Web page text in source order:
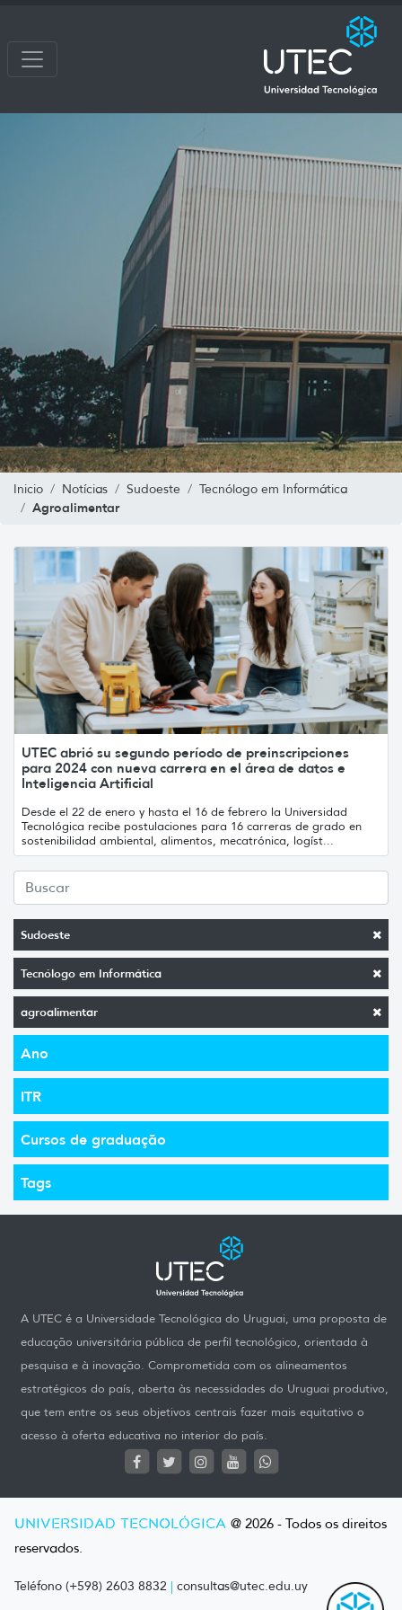
Inicio Notícias Sudoeste Tecnólogo em Informática
Agroalimentar
Sudoeste
Tecnólogo em Informática
agroalimentar
Ano
ITR
Cursos de graduação
Tags
UTEC abrió su segundo período de preinscripciones
para 2024 con nueva carrera en el área de datos e
Inteligencia Artificial
Desde el 22 de enero y hasta el 16 de febrero la Universidad
Tecnológica recibe postulaciones para 16 carreras de grado en
sostenibilidad ambiental, alimentos, mecatrónica, logíst...
A UTEC é a Universidade Tecnológica do Uruguai, uma proposta de
educação universitária pública de perfil tecnológico, orientada à
pesquisa e à inovação. Comprometida com os alineamentos
estratégicos do país, aberta às necessidades do Uruguai produtivo,
que tem entre os seus objetivos centrais fazer mais equitativo o
acesso à oferta educativa no interior do país.
UNIVERSIDAD TECNOLÓGICA @ 2026 - Todos os direitos
reservados.
Teléfono (+598) 2603 8832 | consultas@utec.edu.uy